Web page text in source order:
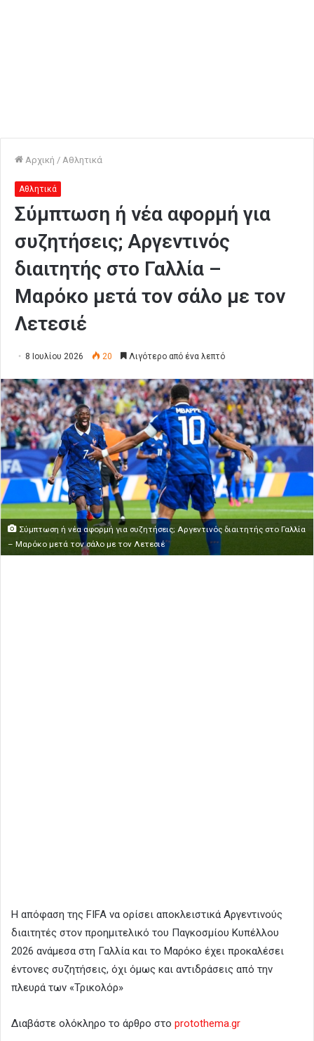
Αρχική / Αθλητικά
Αθλητικά
Σύμπτωση ή νέα αφορμή για
συζητήσεις; Αργεντινός
διαιτητής στο Γαλλία –
Μαρόκο μετά τον σάλο με τον
Λετεσιέ
8 Ιουλίου 2026 20 Λιγότερο από ένα λεπτό
Σύμπτωση ή νέα αφορμή για συζητήσεις; Αργεντινός διαιτητής στο Γαλλία
– Μαρόκο μετά τον σάλο με τον Λετεσιέ
Η απόφαση της FIFA να ορίσει αποκλειστικά Αργεντινούς
διαιτητές στον προημιτελικό του Παγκοσμίου Κυπέλλου
2026 ανάμεσα στη Γαλλία και το Μαρόκο έχει προκαλέσει
έντονες συζητήσεις, όχι όμως και αντιδράσεις από την
πλευρά των «Τρικολόρ»
Διαβάστε ολόκληρο το άρθρο στο protothema.gr